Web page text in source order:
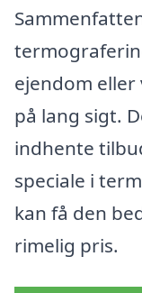
ejendom
på lang sigt.
indhente
speciale i
kan få den
rimelig pris.